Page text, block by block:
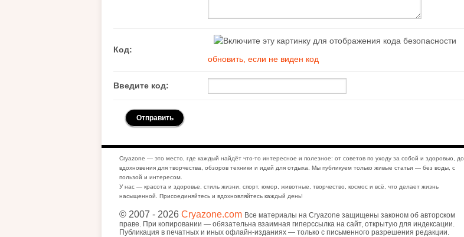
Код:
обновить, если не виден код
Введите код:
Cryazone — это место, где каждый найдёт что-то интересное и полезное: от советов по уходу за собой и здоровью, до
вдохновения для творчества, обзоров техники и идей для отдыха. Мы публикуем только живые статьи — без воды, с
пользой и интересом.
У нас — красота и здоровье, стиль жизни, спорт, юмор, животные, творчество, космос и всё, что делает жизнь
насыщенной. Присоединяйтесь и вдохновляйтесь каждый день!
© 2007 - 2026 Cryazone.com Все материалы на Cryazone защищены законом об авторском
праве. При копировании — обязательна взаимная гиперссылка на сайт, открытую для индексации.
Публикация в печатных и иных офлайн-изданиях — только с письменного разрешения редакции.